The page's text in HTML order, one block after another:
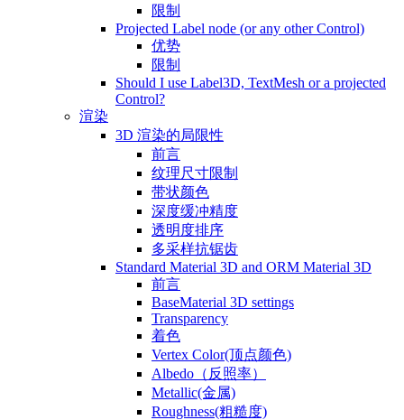
限制
Projected Label node (or any other Control)
优势
限制
Should I use Label3D, TextMesh or a projected
Control?
渲染
3D 渲染的局限性
前言
纹理尺寸限制
带状颜色
深度缓冲精度
透明度排序
多采样抗锯齿
Standard Material 3D and ORM Material 3D
前言
BaseMaterial 3D settings
Transparency
着色
Vertex Color(顶点颜色)
Albedo（反照率）
Metallic(金属)
Roughness(粗糙度)